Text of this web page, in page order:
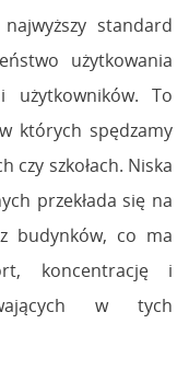
standard
użytkowania
użytkowników. To
których spędzamy
czy szkołach. Niska
przekłada się na
budynków, co ma
koncentrację i
w tych